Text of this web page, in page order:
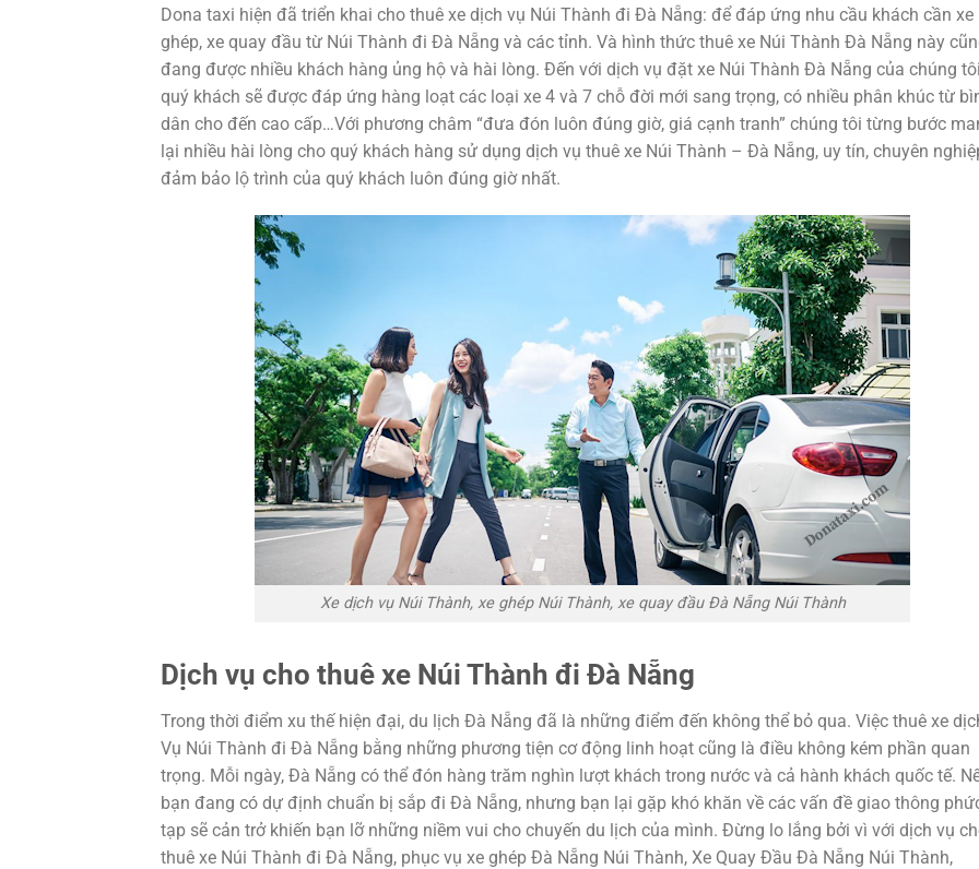
Dona taxi hiện đã triển khai cho thuê xe dịch vụ Núi Thành đi Đà Nẵng: để đáp ứng nhu cầu khách cần xe
ghép, xe quay đầu từ Núi Thành đi Đà Nẵng và các tỉnh. Và hình thức thuê xe Núi Thành Đà Nẵng này
đang được nhiều khách hàng ủng hộ và hài lòng. Đến với dịch vụ đặt xe Núi Thành Đà Nẵng của chúng
quý khách sẽ được đáp ứng hàng loạt các loại xe 4 và 7 chỗ đời mới sang trọng, có nhiều phân khúc từ
dân cho đến cao cấp…Với phương châm “đưa đón luôn đúng giờ, giá cạnh tranh” chúng tôi từng bước
lại nhiều hài lòng cho quý khách hàng sử dụng dịch vụ thuê xe Núi Thành – Đà Nẵng, uy tín, chuyên
đảm bảo lộ trình của quý khách luôn đúng giờ nhất.
Xe dịch vụ Núi Thành, xe ghép Núi Thành, xe quay đầu Đà Nẵng Núi Thành
Dịch vụ cho thuê xe Núi Thành đi Đà Nẵng
Trong thời điểm xu thế hiện đại, du lịch Đà Nẵng đã là những điểm đến không thể bỏ qua. Việc thuê xe
Vụ Núi Thành đi Đà Nẵng bằng những phương tiện cơ động linh hoạt cũng là điều không kém phần quan
trọng. Mỗi ngày, Đà Nẵng có thể đón hàng trăm nghìn lượt khách trong nước và cả hành khách quốc tế.
bạn đang có dự định chuẩn bị sắp đi Đà Nẵng, nhưng bạn lại gặp khó khăn về các vấn đề giao thông
tạp sẽ cản trở khiến bạn lỡ những niềm vui cho chuyến du lịch của mình. Đừng lo lắng bởi vì với dịch vụ
thuê xe Núi Thành đi Đà Nẵng, phục vụ xe ghép Đà Nẵng Núi Thành, Xe Quay Đầu Đà Nẵng Núi Thành,